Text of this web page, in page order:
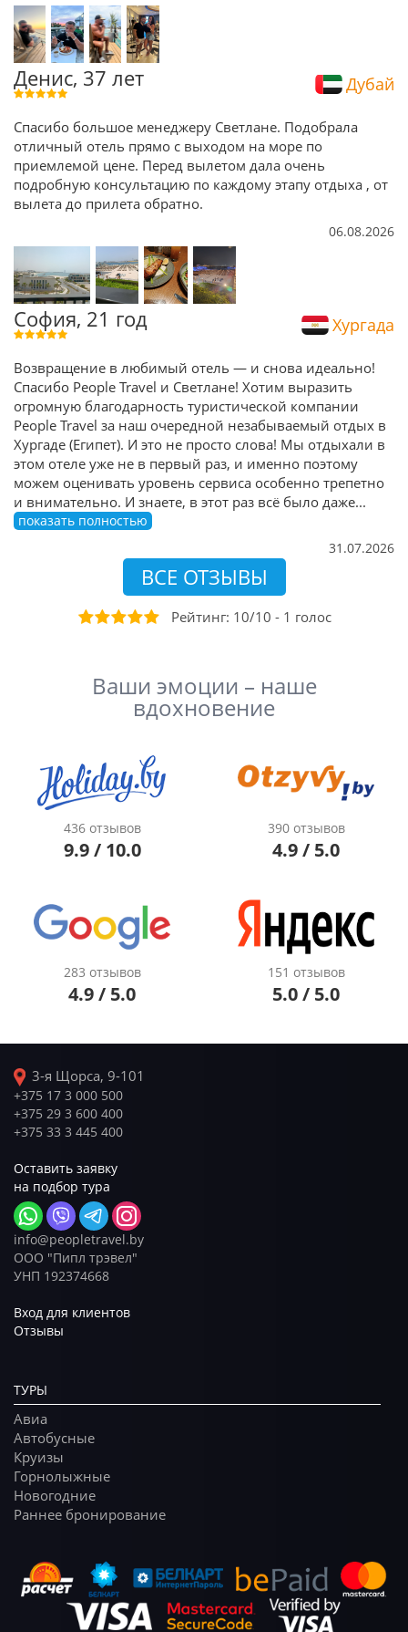
Денис, 37 лет Дубай
Спасибо большое менеджеру Светлане. Подобрала
отличный отель прямо с выходом на море по
приемлемой цене. Перед вылетом дала очень
подробную консультацию по каждому этапу отдыха , от
вылета до прилета обратно.
06.08.2026
София, 21 год Хургада
Возвращение в любимый отель — и снова идеально!
Спасибо People Travel и Светлане! Хотим выразить
огромную благодарность туристической компании
People Travel за наш очередной незабываемый отдых в
Хургаде (Египет). И это не просто слова! Мы отдыхали в
этом отеле уже не в первый раз, и именно поэтому
можем оценивать уровень сервиса особенно трепетно
и внимательно. И знаете, в этот раз всё было даже...
показать полностью
31.07.2026
ВСЕ ОТЗЫВЫ
Рейтинг: 10/10 - 1 голоc
Ваши эмоции – наше
вдохновение
436 отзывов
9.9 / 10.0
390 отзывов
4.9 / 5.0
283 отзывов
4.9 / 5.0
151 отзывов
5.0 / 5.0
3-я Щорса, 9-101
+375 17 3 000 500
+375 29 3 600 400
+375 33 3 445 400
Оставить заявку
на подбор тура
info@peopletravel.by
ООО "Пипл трэвел"
УНП 192374668
Вход для клиентов
Отзывы
ТУРЫ
Авиа
Автобусные
Круизы
Горнолыжные
Новогодние
Раннее бронирование